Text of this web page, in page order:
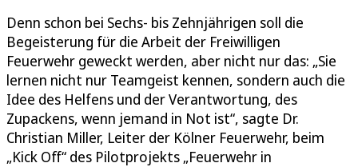
Denn schon bei Sechs- bis Zehnjährigen soll die
Begeisterung für die Arbeit der Freiwilligen
Feuerwehr geweckt werden, aber nicht nur das: „Sie
lernen nicht nur Teamgeist kennen, sondern auch die
Idee des Helfens und der Verantwortung, des
Zupackens, wenn jemand in Not ist“, sagte Dr.
Christian Miller, Leiter der Kölner Feuerwehr, beim
„Kick Off“ des Pilotprojekts „Feuerwehr in